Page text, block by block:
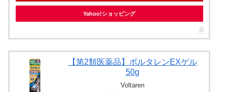
Yahoo!ショッピング
【第2類医薬品】ボルタレンEXゲル
50g
Voltaren